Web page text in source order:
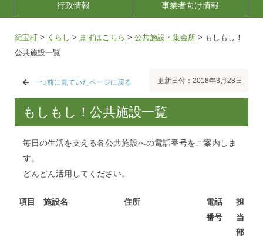
行政情報 事業者向け情報
紀宝町 > くらし > まずはこちら > 公共施設・集会所 > もしもし！
公共施設一覧
一つ前に見ていたページに戻る 更新日付：2018年3月28日
もしもし！公共施設一覧
毎日の生活を支える各公共施設への電話番号をご案内しま
す。
どんどん活用してください。
項目 施設名 住所
電話
番号
担
当
部